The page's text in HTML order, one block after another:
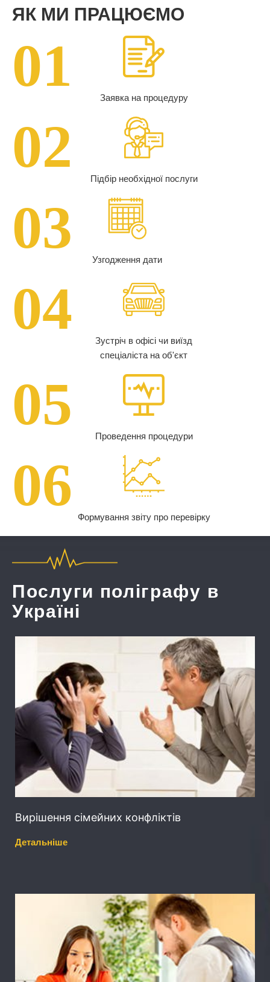
ЯК МИ ПРАЦЮЄМО
01 Заявка на процедуру
02 Підбір необхідної послуги
03 Узгодження дати
04
Зустріч в офісі чи виїзд
спеціаліста на об'єкт
05 Проведення процедури
06 Формування звіту про перевірку
Послуги поліграфу в
Україні
Вирішення сімейних конфліктів
Детальніше